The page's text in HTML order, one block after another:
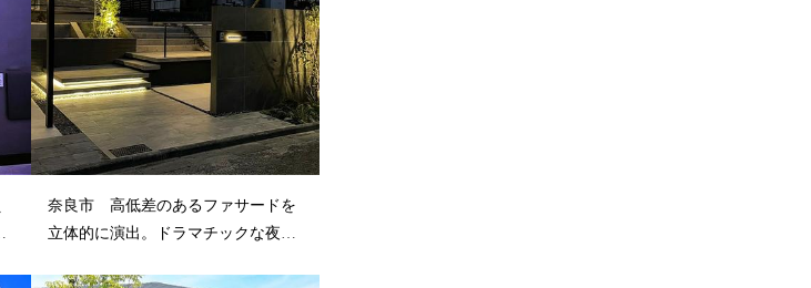
奈良市 高低差のあるファサードを
立体的に演出。ドラマチックな夜景